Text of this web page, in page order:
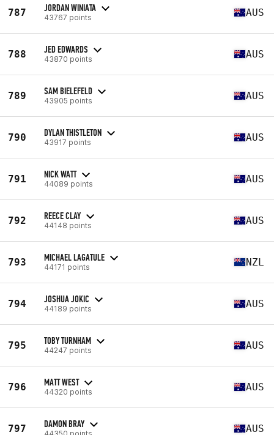
787 JORDAN WINIATA
43767 points AUS
788 JED EDWARDS
43870 points AUS
789 SAM BIELEFELD
43905 points AUS
790 DYLAN THISTLETON
43917 points AUS
791 NICK WATT
44089 points AUS
792 REECE CLAY
44148 points AUS
793 MICHAEL LAGATULE
44171 points NZL
794 JOSHUA JOKIC
44189 points AUS
795 TOBY TURNHAM
44247 points AUS
796 MATT WEST
44320 points AUS
797 DAMON BRAY
44350 points AUS